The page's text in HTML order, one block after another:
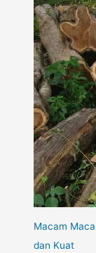
Macam
dan Kuat